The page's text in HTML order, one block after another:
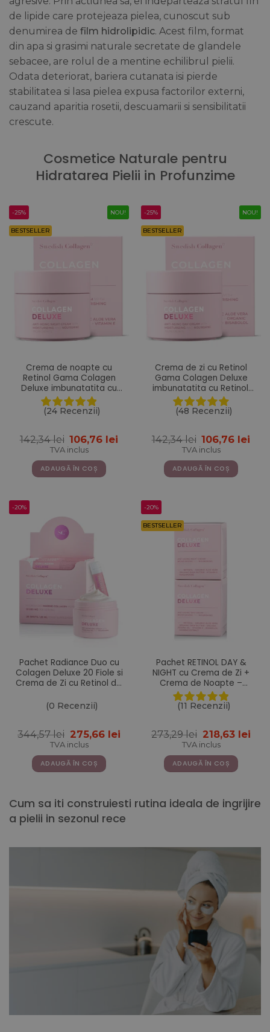
de lipide care protejeaza pielea, cunoscut sub
denumirea de film hidrolipidic. Acest film, format
din apa si grasimi naturale secretate de glandele
sebacee, are rolul de a mentine echilibrul pielii.
Odata deteriorat, bariera cutanata isi pierde
stabilitatea si lasa pielea expusa factorilor externi,
cauzand aparitia rosetii, descuamarii si sensibilitatii
crescute.
Cosmetice Naturale pentru
Hidratarea Pielii in Profunzime
-25%
BESTSELLER
NOU!
Crema de noapte cu
Retinol Gama Colagen
Deluxe imbunatatita cu
Aloe Vera, Unt de Shea,
Vitamina E si Niacinamide
(24 Recenzii)
142,34lei Prețul
inițial
a
fost:
142,34 lei.
106,76 lei
TVA inclus
ADAUGĂ ÎN COȘ
-25%
BESTSELLER
NOU!
Crema de zi cu Retinol
Gama Colagen Deluxe
imbunatatita cu Retinol,
Acid Hialuronic, Colagen
Marin, Vitamina E, Unt de
Shea, Ulei de Jojoba, Aloe
(48 Recenzii)
142,34lei Prețul
inițial
a
fost:
142,34 lei.
106,76 lei
TVA inclus
ADAUGĂ ÎN COȘ
-20%
Pachet Radiance Duo cu
Colagen Deluxe 20 Fiole si
Crema de Zi cu Retinol din
(0 Recenzii)
344,57lei Prețul
inițial
a
fost:
344,57 lei.
275,66 leiPrețul
275,66 lei.
TVA inclus
ADAUGĂ ÎN COȘ
-20%
BESTSELLER
Pachet RETINOL DAY &
NIGHT cu Crema de Zi +
Crema de Noapte –
Gama Colagen Deluxe
(11 Recenzii)
273,29lei Prețul
inițial
a
fost:
273,29 lei.
218,63 lei
TVA inclus
ADAUGĂ ÎN COȘ
Cum sa iti construiesti rutina ideala de ingrijire
a pielii in sezonul rece